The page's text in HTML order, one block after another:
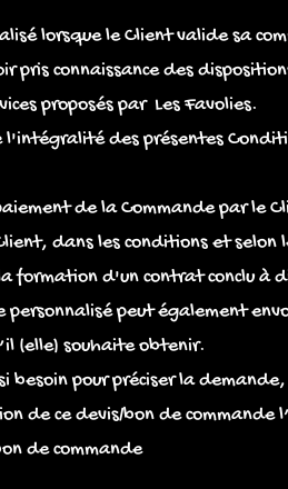
lorsque le Client valide sa
pris connaissance des
proposés par Les Favolies.
des présentes
de la Commande par le
dans les conditions et selon
formation d'un contrat conclu à
peut également
(elle) souhaite obtenir.
besoin pour préciser la
de ce devis/bon de
de commande